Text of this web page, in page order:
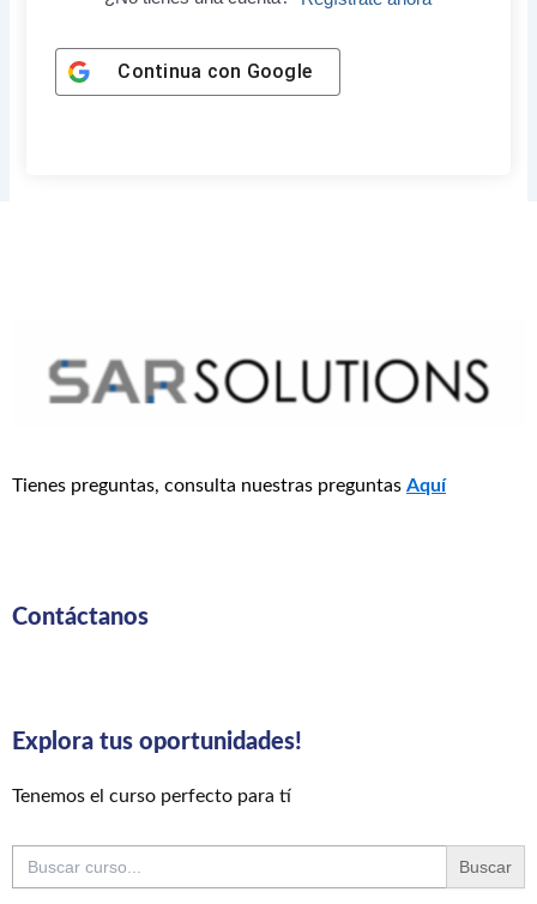
Continua con Google
Tienes preguntas, consulta nuestras preguntas Aquí
Contáctanos
Explora tus oportunidades!
Tenemos el curso perfecto para tí
Buscar: